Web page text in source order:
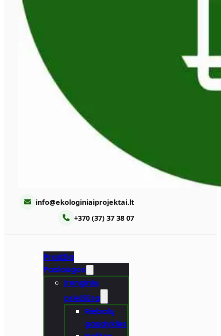
info@ekologiniaiprojektai.lt
+370 (37) 37 38 07
Pradžia
Paslaugos
Įrenginių
priežiūra
Riebalų
gaudyklės